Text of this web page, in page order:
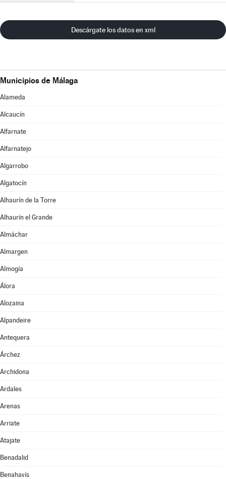
Descárgate los datos en xml
Municipios de Málaga
Alameda
Alcaucín
Alfarnate
Alfarnatejo
Algarrobo
Algatocín
Alhaurín de la Torre
Alhaurín el Grande
Almáchar
Almargen
Almogía
Álora
Alozaina
Alpandeire
Antequera
Árchez
Archidona
Ardales
Arenas
Arriate
Atajate
Benadalid
Benahavís